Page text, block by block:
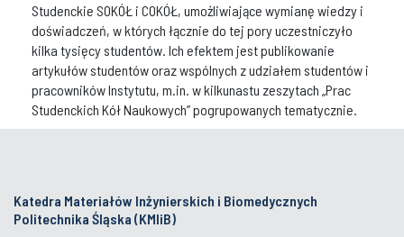
Studenckie SOKÓŁ i COKÓŁ, umożliwiające wymianę wiedzy i
doświadczeń, w których łącznie do tej pory uczestniczyło
kilka tysięcy studentów. Ich efektem jest publikowanie
artykułów studentów oraz wspólnych z udziałem studentów i
pracowników Instytutu, m.in. w kilkunastu zeszytach „Prac
Studenckich Kół Naukowych” pogrupowanych tematycznie.
Katedra Materiałów Inżynierskich i Biomedycznych
Politechnika Śląska (KMIiB)